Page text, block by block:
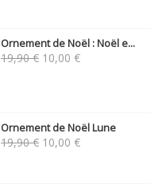
Ornement de Noël : Noël e...
19,90€ Le
10,00 €Le
Ornement de Noël Lune
19,90€ Le
10,00 €Le